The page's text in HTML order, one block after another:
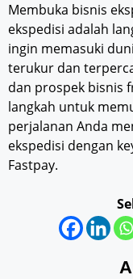
Membuka bisnis
ekspedisi adalah
ingin memasuki
terukur dan
dan prospek bisnis
langkah untuk
perjalanan Anda
ekspedisi dengan
Fastpay.